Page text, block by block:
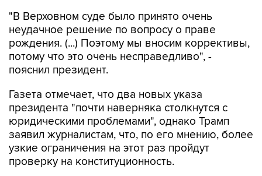
"В Верховном суде было принято очень
неудачное решение по вопросу о праве
рождения. (...) Поэтому мы вносим коррективы,
потому что это очень несправедливо", -
пояснил президент.
Газета отмечает, что два новых указа
президента "почти наверняка столкнутся с
юридическими проблемами", однако Трамп
заявил журналистам, что, по его мнению, более
узкие ограничения на этот раз пройдут
проверку на конституционность.